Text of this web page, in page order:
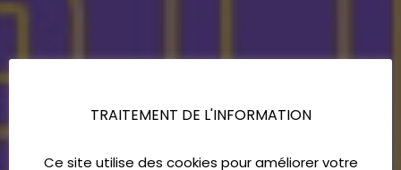
TRAITEMENT DE L'INFORMATION
Ce site utilise des cookies pour améliorer votre